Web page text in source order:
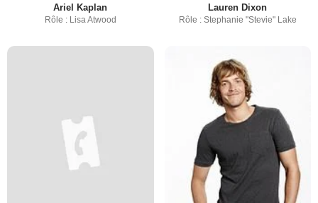
Ariel Kaplan
Rôle : Lisa Atwood
Lauren Dixon
Rôle : Stephanie "Stevie" Lake